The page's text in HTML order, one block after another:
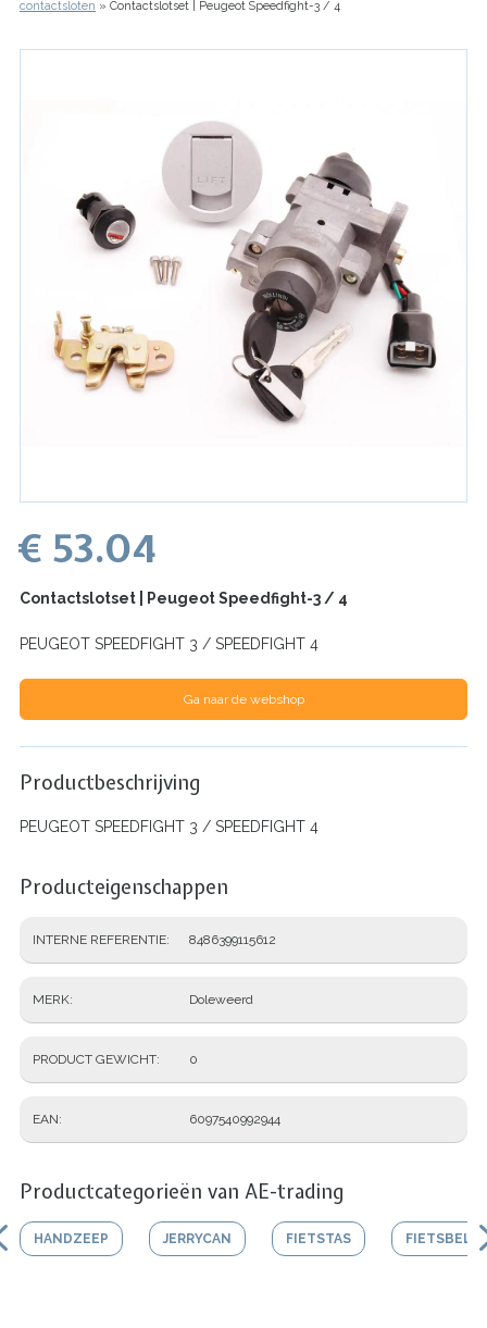
contactsloten
Contactslotset | Peugeot Speedfight-3 / 4
€ 53.04
Contactslotset | Peugeot Speedfight-3 / 4
PEUGEOT SPEEDFIGHT 3 / SPEEDFIGHT 4
Ga naar de webshop
Productbeschrijving
PEUGEOT SPEEDFIGHT 3 / SPEEDFIGHT 4
Producteigenschappen
INTERNE REFERENTIE 8486399115612
MERK Doleweerd
PRODUCT GEWICHT 0
EAN 6097540992944
Productcategorieën van AE-trading
HANDZEEP JERRYCAN FIETSTAS FIETSBEL